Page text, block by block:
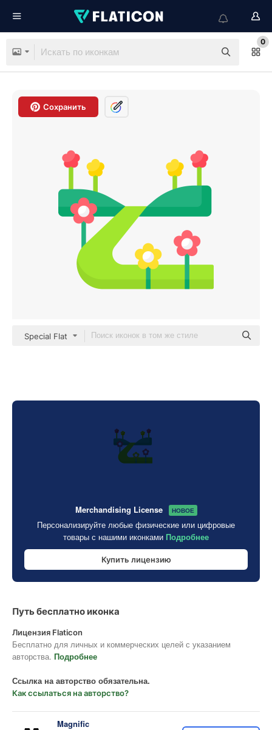
0
Сохранить
Special Flat
Merchandising License НОВОЕ
Персонализируйте любые физические или цифровые
товары с нашими иконками Подробнее
Купить лицензию
Путь бесплатно иконка
Лицензия Flaticon
Бесплатно для личных и коммерческих целей с указанием
авторства. Подробнее
Ссылка на авторство обязательна.
Как ссылаться на авторство?
Magnific